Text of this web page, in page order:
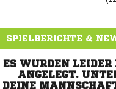
SPIELBERICHTE &
ES WURDEN LEIDER
ANGELEGT.
DEINE